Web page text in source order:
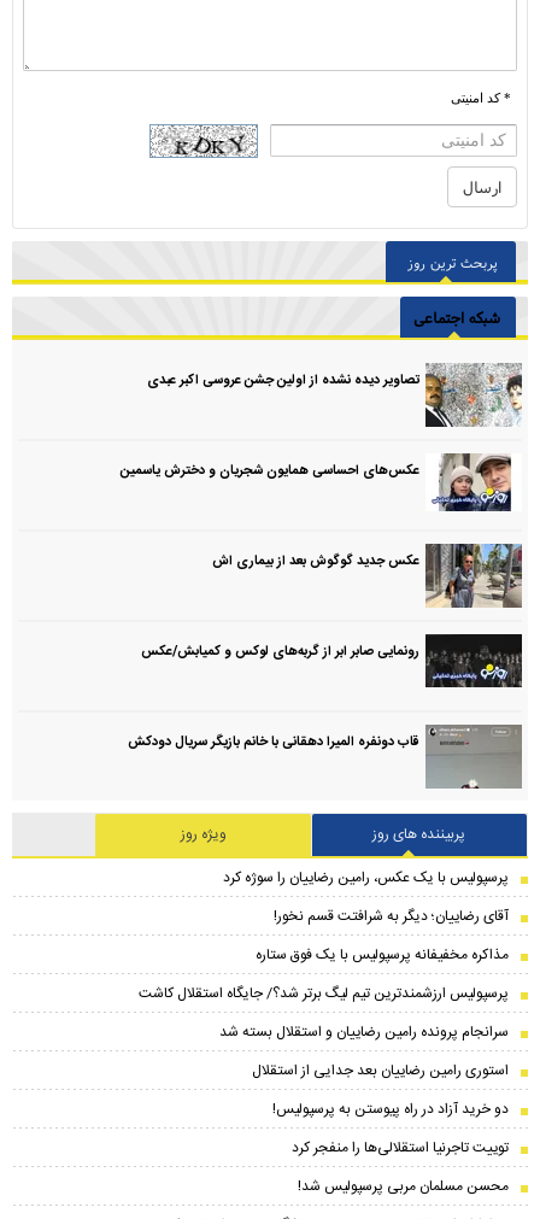
* کد امنیتی
پربحث ترین روز
شبکه اجتماعی
تصاویر دیده نشده از اولین جشن عروسی اکبر عبدی
عکس‌های احساسی همایون شجریان و دخترش یاسمین
عکس جدید گوگوش بعد از بیماری اش
رونمایی صابر ابر از گربه‌های لوکس و کمیابش/عکس
قاب دونفره المیرا دهقانی با خانم بازیگر سریال دودکش
پربیننده های روز
ویژه روز
پرسپولیس با یک عکس، رامین رضاییان را سوژه کرد
آقای رضاییان؛ دیگر به شرافتت قسم نخور!
مذاکره مخفیفانه پرسپولیس با یک فوق ستاره
پرسپولیس ارزشمندترین تیم لیگ برتر شد؟/ جایگاه استقلال کاشت
سرانجام پرونده رامین رضاییان و استقلال بسته شد
استوری رامین رضاییان بعد جدایی از استقلال
دو خرید آزاد در راه پیوستن به پرسپولیس!
توییت تاجرنیا استقلالی‌ها را منفجر کرد
محسن مسلمان مربی پرسپولیس شد!